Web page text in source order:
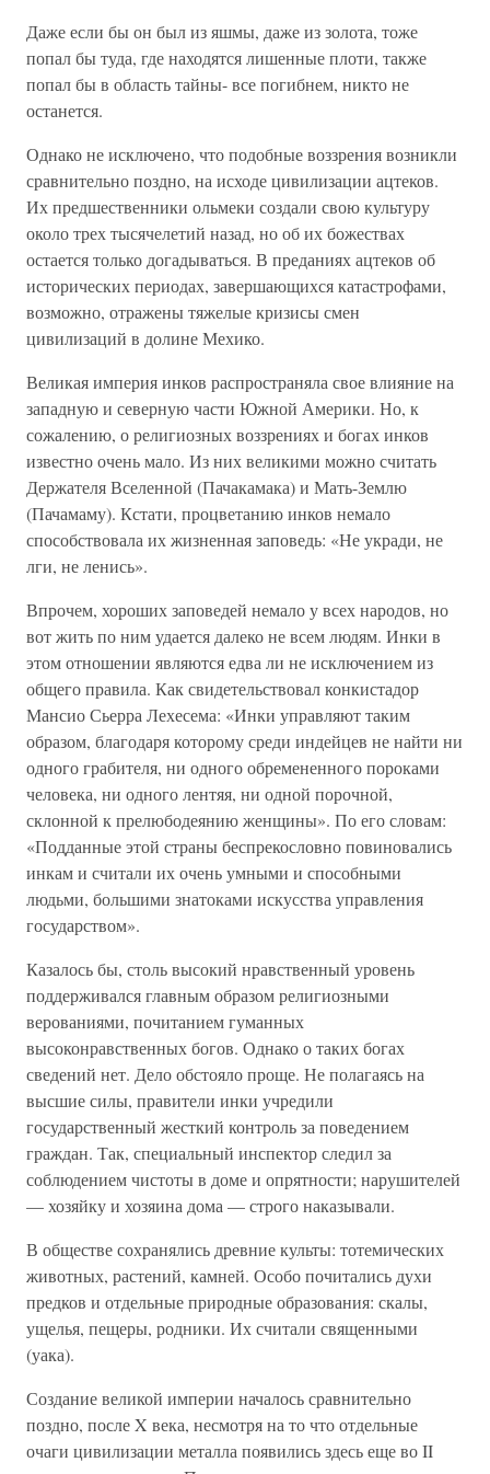
Даже если бы он был из яшмы, даже из золота, тоже
попал бы туда, где находятся лишенные плоти, также
попал бы в область тайны- все погибнем, никто не
останется.
Однако не исключено, что подобные воззрения возникли
сравнительно поздно, на исходе цивилизации ацтеков.
Их предшественники ольмеки создали свою культуру
около трех тысячелетий назад, но об их божествах
остается только догадываться. В преданиях ацтеков об
исторических периодах, завершающихся катастрофами,
возможно, отражены тяжелые кризисы смен
цивилизаций в долине Мехико.
Великая империя инков распространяла свое влияние на
западную и северную части Южной Америки. Но, к
сожалению, о религиозных воззрениях и богах инков
известно очень мало. Из них великими можно считать
Держателя Вселенной (Пачакамака) и Мать-Землю
(Пачамаму). Кстати, процветанию инков немало
способствовала их жизненная заповедь: «Не укради, не
лги, не ленись».
Впрочем, хороших заповедей немало у всех народов, но
вот жить по ним удается далеко не всем людям. Инки в
этом отношении являются едва ли не исключением из
общего правила. Как свидетельствовал конкистадор
Мансио Сьерра Лехесема: «Инки управляют таким
образом, благодаря которому среди индейцев не найти ни
одного грабителя, ни одного обремененного пороками
человека, ни одного лентяя, ни одной порочной,
склонной к прелюбодеянию женщины». По его словам:
«Подданные этой страны беспрекословно повиновались
инкам и считали их очень умными и способными
людьми, большими знатоками искусства управления
государством».
Казалось бы, столь высокий нравственный уровень
поддерживался главным образом религиозными
верованиями, почитанием гуманных
высоконравственных богов. Однако о таких богах
сведений нет. Дело обстояло проще. Не полагаясь на
высшие силы, правители инки учредили
государственный жесткий контроль за поведением
граждан. Так, специальный инспектор следил за
соблюдением чистоты в доме и опрятности; нарушителей
— хозяйку и хозяина дома — строго наказывали.
В обществе сохранялись древние культы: тотемических
животных, растений, камней. Особо почитались духи
предков и отдельные природные образования: скалы,
ущелья, пещеры, родники. Их считали священными
(уака).
Создание великой империи началось сравнительно
поздно, после X века, несмотря на то что отдельные
очаги цивилизации металла появились здесь еще во II